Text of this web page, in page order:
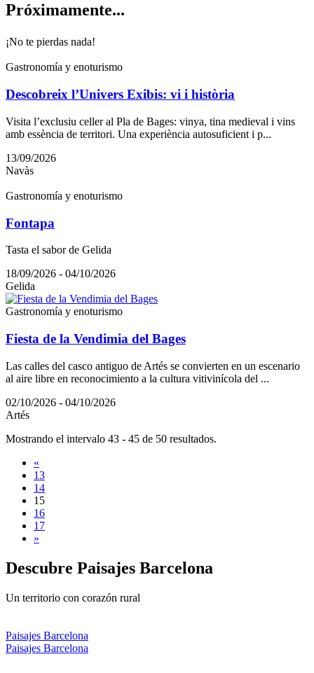
Próximamente...
¡No te pierdas nada!
Gastronomía y enoturismo
Descobreix l’Univers Exibis: vi i història
Visita l’exclusiu celler al Pla de Bages: vinya, tina medieval i vins
amb essència de territori. Una experiència autosuficient i p...
13/09/2026
Navàs
Gastronomía y enoturismo
Fontapa
Tasta el sabor de Gelida
18/09/2026 - 04/10/2026
Gelida
Gastronomía y enoturismo
Fiesta de la Vendimia del Bages
Las calles del casco antiguo de Artés se convierten en un escenario
al aire libre en reconocimiento a la cultura vitivinícola del ...
02/10/2026 - 04/10/2026
Artés
Mostrando el intervalo 43 - 45 de 50 resultados.
«
13
14
15
16
17
»
Descubre Paisajes Barcelona
Un territorio con corazón rural
Paisajes Barcelona
Paisajes Barcelona